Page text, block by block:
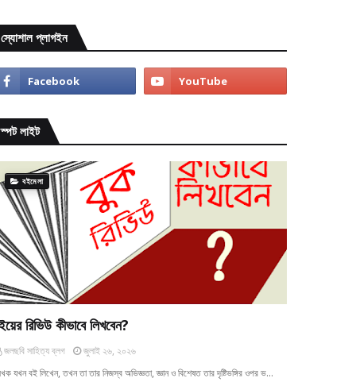
স্যোশাল প্লাগইন
স্পট লাইট
বইমেলা
রিভিউ কীভাবে লিখবেন?
জলছবি সাহিত্য ব্লগ
জুলাই ২৬, ২০২৬
যখন বই লিখেন, তখন তা তার নিজস্ব অভিজ্ঞতা, জ্ঞান ও বিশেষত তার দৃষ্টিভঙ্গির ওপর ভ…